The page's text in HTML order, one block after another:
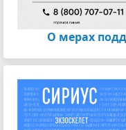
О мерах